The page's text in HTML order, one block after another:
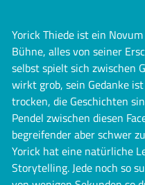
Yorick Thiede ist ein
Bühne, alles von seiner
selbst spielt sich zwischen
wirkt grob, sein Gedanke
trocken, die Geschichten
Pendel zwischen diesen
begreifender aber schwer
Yorick hat eine natürliche
Storytelling. Jede noch so